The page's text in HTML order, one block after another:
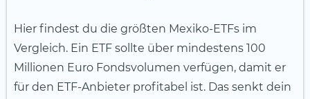
Hier findest du die größten Mexiko-ETFs im
Vergleich. Ein ETF sollte über mindestens 100
Millionen Euro Fondsvolumen verfügen, damit er
für den ETF-Anbieter profitabel ist. Das senkt dein